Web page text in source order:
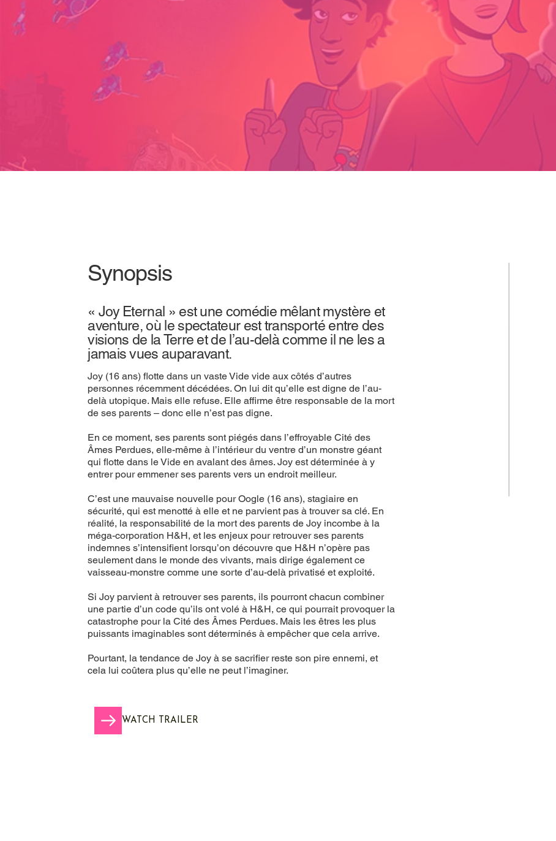
Synopsis
« Joy Eternal » est une comédie mêlant mystère et
aventure, où le spectateur est transporté entre des
visions de la Terre et de l’au-delà comme il ne les a
jamais vues auparavant.
Joy (16 ans) flotte dans un vaste Vide vide aux côtés d’autres
personnes récemment décédées. On lui dit qu’elle est digne de l’au-
delà utopique. Mais elle refuse. Elle affirme être responsable de la mort
de ses parents – donc elle n’est pas digne.
En ce moment, ses parents sont piégés dans l’effroyable Cité des
Âmes Perdues, elle-même à l’intérieur du ventre d’un monstre géant
qui flotte dans le Vide en avalant des âmes. Joy est déterminée à y
entrer pour emmener ses parents vers un endroit meilleur.
C’est une mauvaise nouvelle pour Oogle (16 ans), stagiaire en
sécurité, qui est menotté à elle et ne parvient pas à trouver sa clé. En
réalité, la responsabilité de la mort des parents de Joy incombe à la
méga-corporation H&H, et les enjeux pour retrouver ses parents
indemnes s’intensifient lorsqu’on découvre que H&H n’opère pas
seulement dans le monde des vivants, mais dirige également ce
vaisseau-monstre comme une sorte d’au-delà privatisé et exploité.
Si Joy parvient à retrouver ses parents, ils pourront chacun combiner
une partie d’un code qu’ils ont volé à H&H, ce qui pourrait provoquer la
catastrophe pour la Cité des Âmes Perdues. Mais les êtres les plus
puissants imaginables sont déterminés à empêcher que cela arrive.
Pourtant, la tendance de Joy à se sacrifier reste son pire ennemi, et
cela lui coûtera plus qu’elle ne peut l’imaginer.
WATCH TRAILER